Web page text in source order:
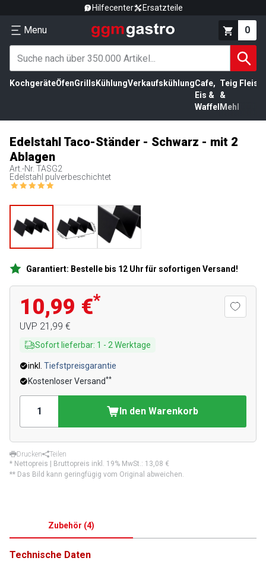
Hilfecenter Ersatzteile
Menu 0
KochgeräteÖfenGrills KühlungVerkaufskühlungCafe,
Eis &
Waffel
Teig
&
Mehl
Edelstahl Taco-Ständer - Schwarz - mit 2
Ablagen
Art.-Nr. TASG2
Edelstahl pulverbeschichtet
Garantiert: Bestelle bis 12 Uhr für sofortigen Versand!
10,99 €*
UVP 21,99 €
Sofort lieferbar: 1 - 2 Werktage
inkl. Tiefstpreisgarantie
Kostenloser Versand**
In den Warenkorb
Drucken
Teilen
* Nettopreis | Bruttopreis inkl. 19% MwSt.: 13,08 €
** Das Bild kann geringfügig vom Original abweichen.
Zubehör (4)
Technische Daten